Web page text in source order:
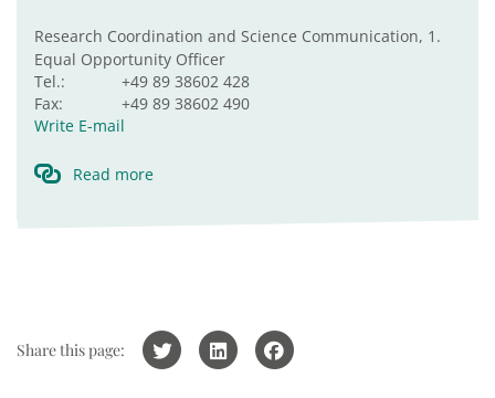
Research Coordination and Science Communication, 1.
Equal Opportunity Officer
Tel.:
+49 89 38602 428
Fax:
+49 89 38602 490
Write E-mail
Read more
Share this page: